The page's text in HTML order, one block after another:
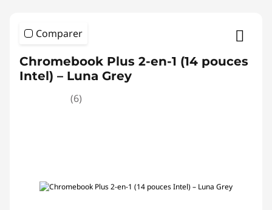
Comparer
Chromebook Plus 2-en-1 (14 pouces
Intel) – Luna Grey
(6)